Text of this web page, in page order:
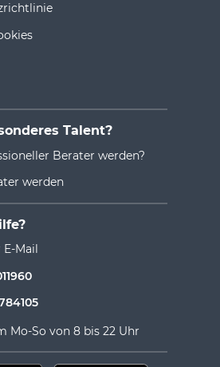
Talent?
Berater werden?
werden
Mail
Mo-So von 8 bis 22 Uhr